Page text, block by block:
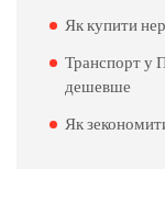
Як купити
Транспорт у
дешевше
Як